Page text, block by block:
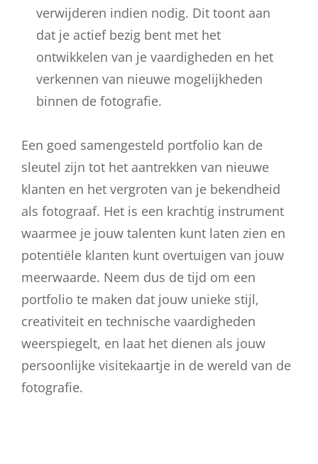
verwijderen indien nodig. Dit toont aan
dat je actief bezig bent met het
ontwikkelen van je vaardigheden en het
verkennen van nieuwe mogelijkheden
binnen de fotografie.
Een goed samengesteld portfolio kan de
sleutel zijn tot het aantrekken van nieuwe
klanten en het vergroten van je bekendheid
als fotograaf. Het is een krachtig instrument
waarmee je jouw talenten kunt laten zien en
potentiële klanten kunt overtuigen van jouw
meerwaarde. Neem dus de tijd om een
portfolio te maken dat jouw unieke stijl,
creativiteit en technische vaardigheden
weerspiegelt, en laat het dienen als jouw
persoonlijke visitekaartje in de wereld van de
fotografie.